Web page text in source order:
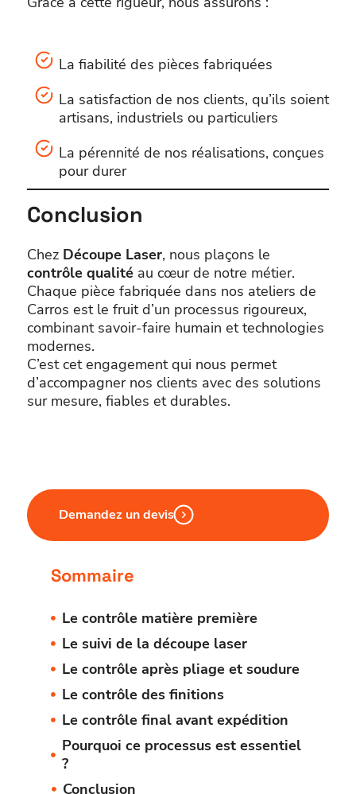
La fiabilité des pièces fabriquées
La satisfaction de nos clients, qu’ils soient
artisans, industriels ou particuliers
La pérennité de nos réalisations, conçues
pour durer
Conclusion
Chez Découpe Laser, nous plaçons le
contrôle qualitéau cœur de notre métier.
Chaque pièce fabriquée dans nos ateliers de
Carros est le fruit d’un processus rigoureux,
combinant savoir-faire humain et technologies
modernes.
C’est cet engagement qui nous permet
d’accompagner nos clients avec des solutions
sur mesure, fiables et durables.
Demandez un devis
Sommaire
Le contrôle matière première
Le suivi de la découpe laser
Le contrôle après pliage et soudure
Le contrôle des finitions
Le contrôle final avant expédition
Pourquoi ce processus est essentiel
?
Conclusion